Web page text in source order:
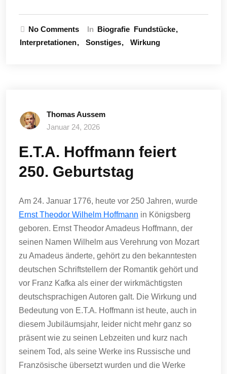
No Comments In Biografie Fundstücke
Interpretationen
Sonstiges Wirkung
Thomas Aussem
Januar 24, 2026
E.T.A. Hoffmann feiert
250. Geburtstag
Am 24. Januar 1776, heute vor 250 Jahren, wurde
Ernst Theodor Wilhelm Hoffmann in Königsberg
geboren. Ernst Theodor Amadeus Hoffmann, der
seinen Namen Wilhelm aus Verehrung von Mozart
zu Amadeus änderte, gehört zu den bekanntesten
deutschen Schriftstellern der Romantik gehört und
vor Franz Kafka als einer der wirkmächtigsten
deutschsprachigen Autoren galt. Die Wirkung und
Bedeutung von E.T.A. Hoffmann ist heute, auch in
diesem Jubiläumsjahr, leider nicht mehr ganz so
präsent wie zu seinen Lebzeiten und kurz nach
seinem Tod, als seine Werke ins Russische und
Französische übersetzt wurden und die Werke